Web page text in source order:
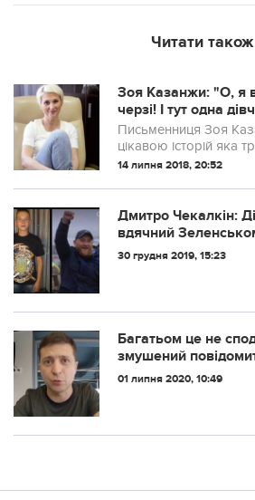
Читати також
Зоя Казанжи: "О, я в
черзі! І тут одна
обійти чергу."
Письменниця Зоя
цікавою історій яка
банку. Пряма мова:
14 липня 2018, 20:52
Дмитро Чекалкін:
вдячний
Дякуємо 73%.
30 грудня 2019, 15:23
Багатьом це не
змушений
прийшли терmінові
01 липня 2020, 10:49